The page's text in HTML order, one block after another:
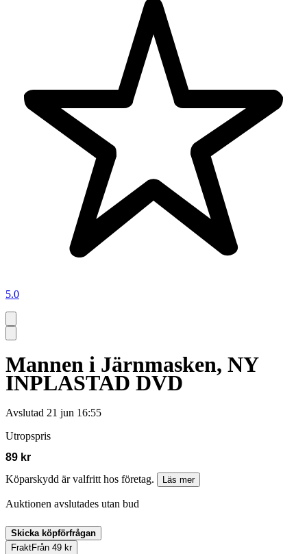
5.0
Mannen i Järnmasken, NY
INPLASTAD DVD
Avslutad 21 jun 16:55
Utropspris
89 kr
Köparskydd är valfritt hos företag.
Läs mer
Auktionen avslutades utan bud
Skicka köpförfrågan
FraktFrån 49 kr